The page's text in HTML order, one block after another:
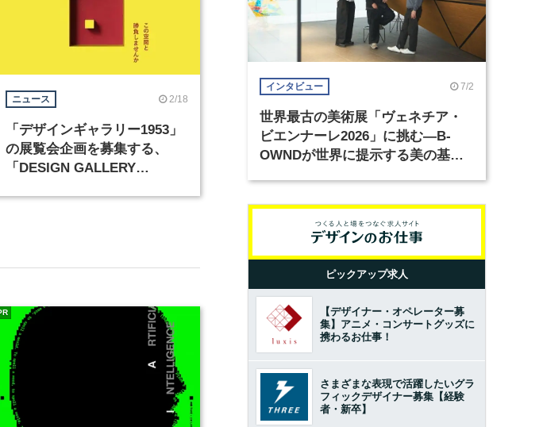
ニュース 2/18
「デザインギャラリー1953」
の展覧会企画を募集する、
「DESIGN GALLERY
インタビュー 7/2
世界最古の美術展「ヴェネチア・
ビエンナーレ2026」に挑む―B-
OWNDが世界に提示する美の基準
ピックアップ求人
【デザイナー・オペレーター募
集】アニメ・コンサートグッズに
携わるお仕事！
さまざまな表現で活躍したいグラ
フィックデザイナー募集【経験
者・新卒】